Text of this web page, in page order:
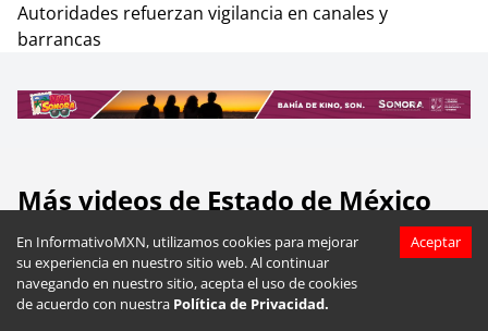
En InformativoMXN, utilizamos cookies para mejorar
su experiencia en nuestro sitio web. Al continuar
navegando en nuestro sitio, acepta el uso de cookies
de acuerdo con nuestra Política de Privacidad.
Aceptar
Autoridades refuerzan vigilancia en canales y
barrancas
Más videos de Estado de México